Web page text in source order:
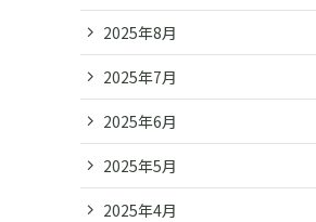
2025年8月
2025年7月
2025年6月
2025年5月
2025年4月